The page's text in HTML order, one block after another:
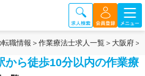
職情報 作業療法士求人一覧 大阪府
から徒歩10分以内の作業療